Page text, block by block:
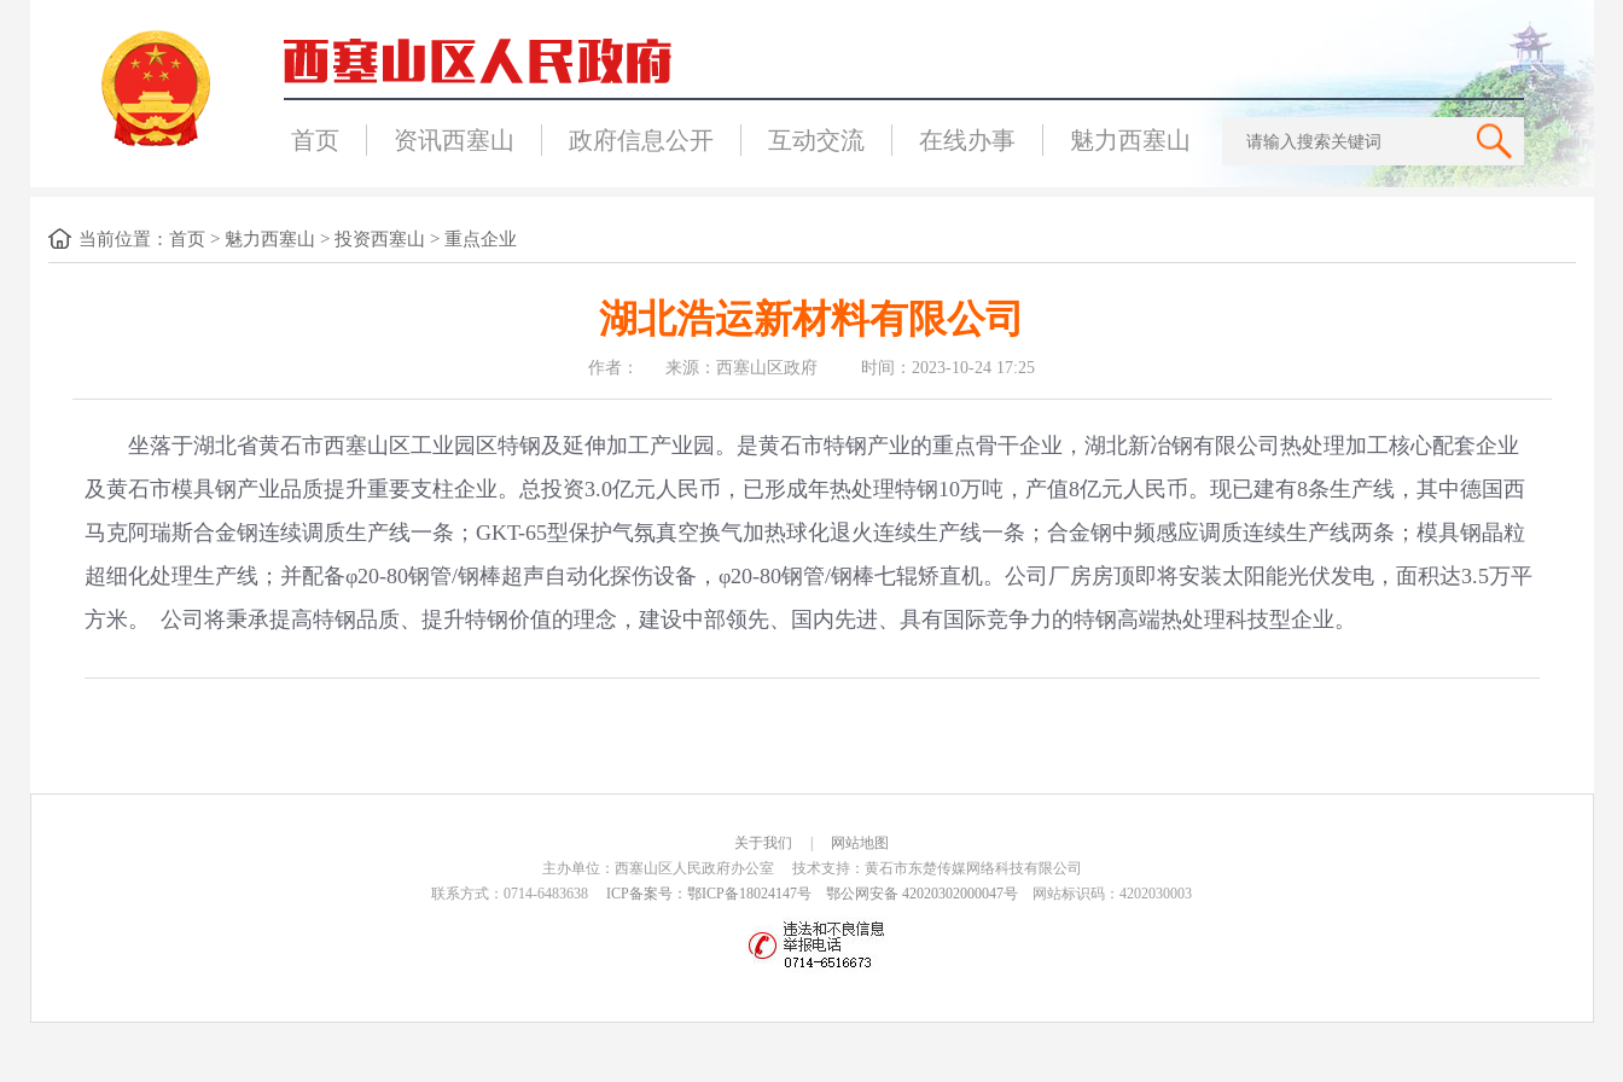
首页 资讯西塞山 政府信息公开 互动交流 在线办事 魅力西塞山
当前位置： 首页> 魅力西塞山 > 投资西塞山 > 重点企业
湖北浩运新材料有限公司
作者： 来源：西塞山区政府 时间：2023-10-24 17:25
坐落于湖北省黄石市西塞山区工业园区特钢及延伸加工产业园。是黄石市特钢产业的重点骨干企业，湖北新冶钢有限公司热处理加工核心配套企业
及黄石市模具钢产业品质提升重要支柱企业。总投资3.0亿元人民币，已形成年热处理特钢10万吨，产值8亿元人民币。现已建有8条生产线，其中德国西
马克阿瑞斯合金钢连续调质生产线一条；GKT-65型保护气氛真空换气加热球化退火连续生产线一条；合金钢中频感应调质连续生产线两条；模具钢晶粒
超细化处理生产线；并配备φ20-80钢管/钢棒超声自动化探伤设备，φ20-80钢管/钢棒七辊矫直机。公司厂房房顶即将安装太阳能光伏发电，面积达3.5万平
方米。 公司将秉承提高特钢品质、提升特钢价值的理念，建设中部领先、国内先进、具有国际竞争力的特钢高端热处理科技型企业。
关于我们
网站地图
主办单位：西塞山区人民政府办公室 技术支持：黄石市东楚传媒网络科技有限公司
联系方式：0714-6483638 ICP备案号：鄂ICP备18024147号 鄂公网安备 42020302000047号 网站标识码：4202030003